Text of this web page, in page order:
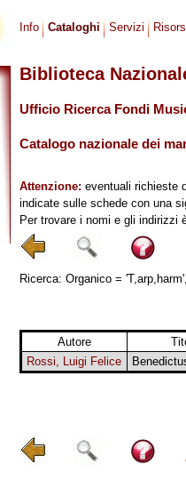
Info Cataloghi Servizi
Biblioteca
Ufficio Ricerca Fondi
Catalogo nazionale dei
Attenzione: eventuali richieste
indicate sulle schede con una
Per trovare i nomi e gli indirizzi
Ricerca: Organico =
Autore
Rossi, Luigi Felice